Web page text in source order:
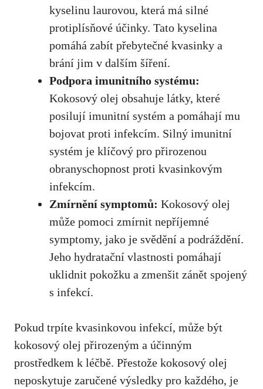
kyselinu laurovou, která ⁢má silné
protiplísňové účinky. Tato kyselina
pomáhá zabít přebytečné‌ kvasinky a
brání jim ⁣v dalším šíření.
Podpora ‌imunitního systému:
Kokosový olej obsahuje látky, které
posilují imunitní systém a pomáhají mu
bojovat proti infekcím.‍ Silný imunitní
systém je⁢ klíčový pro přirozenou
obranyschopnost proti kvasinkovým
‌infekcím.
Zmírnění⁢ symptomů: Kokosový olej
může ⁤pomoci zmírnit nepříjemné
symptomy, jako ⁣je svědění a podráždění.
Jeho hydratační vlastnosti pomáhají
uklidnit pokožku ⁤a zmenšit zánět ‍spojený
s infekcí.
Pokud trpíte kvasinkovou infekcí, může být
kokosový olej přirozeným a⁣ účinným
prostředkem k léčbě.⁢ Přestože kokosový olej
neposkytuje zaručené výsledky pro každého, je